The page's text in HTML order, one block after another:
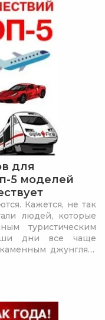
для
5 моделей
Кажется, не так
людей, которые
туристическим
дни все чаще
джунглям:
любом другом